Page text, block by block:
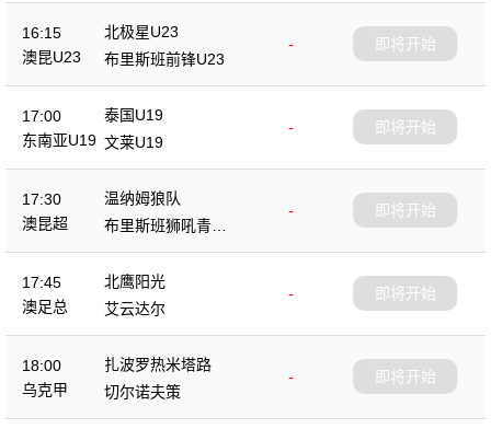
16:15
澳昆U23
北极星U23
-
布里斯班前锋U23
即将开始
17:00
东南亚U19
泰国U19
-
文莱U19
即将开始
17:30
澳昆超
温纳姆狼队
-
布里斯班狮吼青年
队
即将开始
17:45
澳足总
北鹰阳光
-
艾云达尔
即将开始
18:00
乌克甲
扎波罗热米塔路
-
切尔诺夫策
即将开始